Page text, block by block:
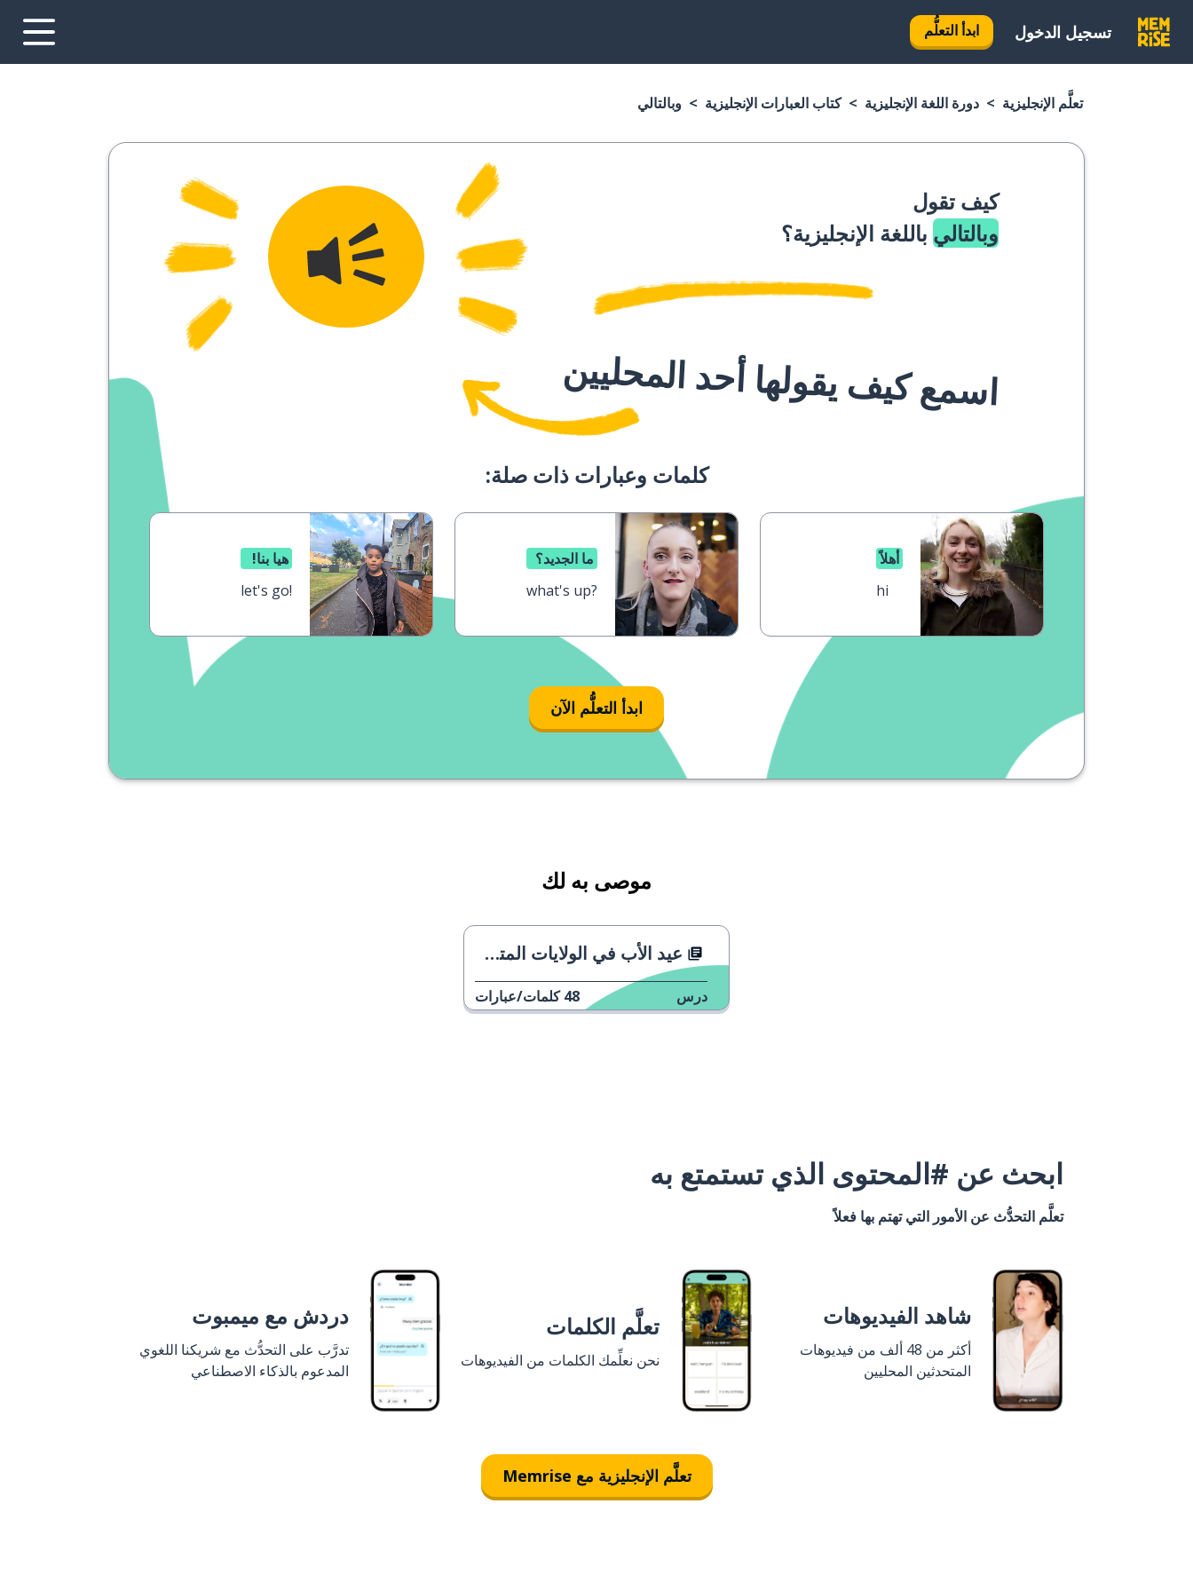
تسجيل الدخول ابدأ التعلُّم
تعلَّم الإنجليزية دورة اللغة الإنجليزية كتاب العبارات الإنجليزية وبالتالي
كيف تقول
وبالتالي باللغة الإنجليزية؟
اسمع كيف يقولها أحد المحليين
كلمات وعبارات ذات صلة:
أهلاً
hi
ما الجديد؟
what's up?
هيا بنا!
let's go!
ابدأ التعلُّم الآن
موصى به لك
عيد الأب في الولايات المتحدة والمملكة المتحدة
درس 48 كلمات/عبارات
ابحث عن #المحتوى الذي تستمتع به
تعلَّم التحدُّث عن الأمور التي تهتم بها فعلاً
شاهد الفيديوهات
أكثر من 48 ألف من فيديوهات
المتحدثين المحليين
تعلَّم الكلمات
نحن نعلِّمك الكلمات من الفيديوهات
دردش مع ميمبوت
تدرَّب على التحدُّث مع شريكنا اللغوي
المدعوم بالذكاء الاصطناعي
تعلَّم الإنجليزية مع Memrise